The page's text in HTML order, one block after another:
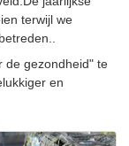
terwijl we
de gezondheid" te
en